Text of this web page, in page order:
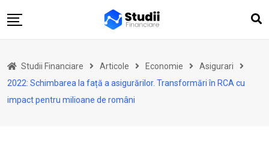
to
Actualitate
Investiții
Studii Financiare Articole Economie
Asigurari
2022: Schimbarea la față a asigurărilor. Transformări în RCA cu
impact pentru milioane de români